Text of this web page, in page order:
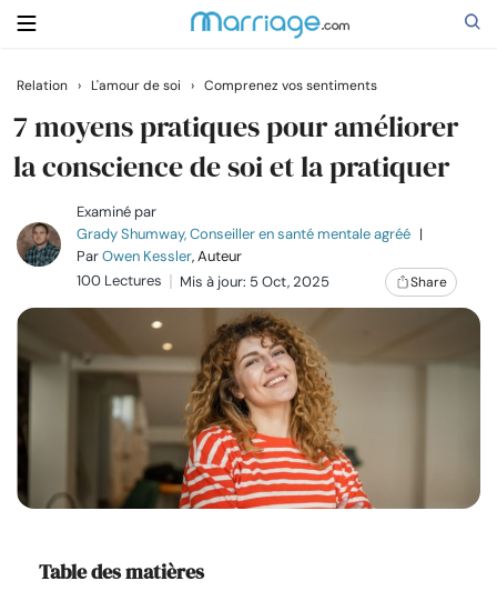
Rechercher
Se marier
Relations
Famille
Aide
Relation › L'amour de soi › Comprenez vos sentiments
7 moyens pratiques pour améliorer
la conscience de soi et la pratiquer
Examiné par
Grady Shumway, Conseiller en santé mentale agréé |
ParOwen Kessler, Auteur
100 Lectures
Mis à jour: 5 Oct, 2025 Share
Table des matières